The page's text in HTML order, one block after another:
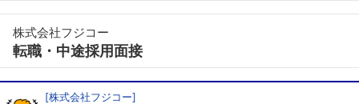
株式会社フジコー
転職・中途採用面接
[株式会社フジコー]